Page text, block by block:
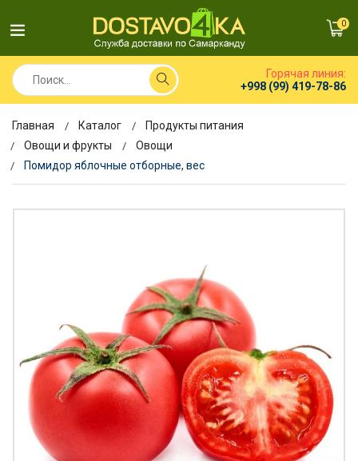
0
Горячая линия:
+998 (99) 419-78-86
Главная Каталог
Продукты питания
Овощи и фрукты
Овощи
Помидор яблочные отборные, вес